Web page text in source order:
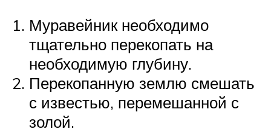
Муравейник необходимо
тщательно перекопать на
необходимую глубину.
Перекопанную землю смешать
с известью, перемешанной с
золой.